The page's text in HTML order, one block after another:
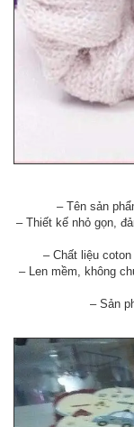
– Tên sản
– Thiết kế nhỏ gọn,
– Chất liệu
– Len mềm, không
– Sản